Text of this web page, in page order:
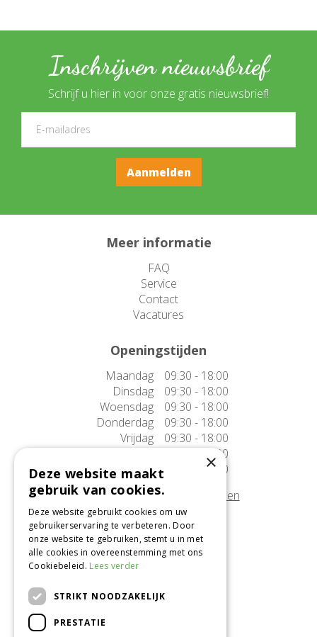
Inschrijven nieuwsbrief
Schrijf u hier in voor onze gratis nieuwsbrief!
Meer informatie
FAQ
Service
Contact
Vacatures
Openingstijden
Maandag
09:30 - 18:00
Dinsdag
09:30 - 18:00
Woensdag
09:30 - 18:00
Donderdag
09:30 - 18:00
Vrijdag
09:30 - 18:00
Zaterdag
09:30 - 17:00
Zondag
10:00 - 17:00
Afwijkende openingstijden tonen
Onze locatie
Tuincentrum Alméérplant
Jac. P. Thijsseweg 4
×
Deze website maakt
gebruik van cookies.
Deze website gebruikt cookies om uw
gebruikerservaring te verbeteren. Door
onze website te gebruiken, stemt u in met
alle cookies in overeenstemming met ons
Cookiebeleid. Lees verder
STRIKT NOODZAKELIJK
PRESTATIE